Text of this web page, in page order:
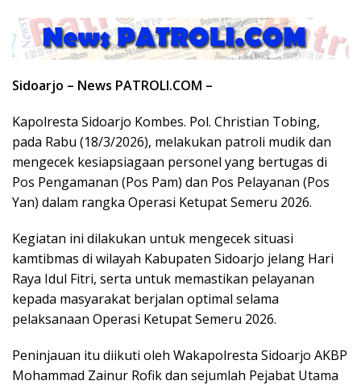
Sidoarjo – News PATROLI.COM –
Kapolresta Sidoarjo Kombes. Pol. Christian Tobing,
pada Rabu (18/3/2026), melakukan patroli mudik dan
mengecek kesiapsiagaan personel yang bertugas di
Pos Pengamanan (Pos Pam) dan Pos Pelayanan (Pos
Yan) dalam rangka Operasi Ketupat Semeru 2026.
Kegiatan ini dilakukan untuk mengecek situasi
kamtibmas di wilayah Kabupaten Sidoarjo jelang Hari
Raya Idul Fitri, serta untuk memastikan pelayanan
kepada masyarakat berjalan optimal selama
pelaksanaan Operasi Ketupat Semeru 2026.
Peninjauan itu diikuti oleh Wakapolresta Sidoarjo AKBP
Mohammad Zainur Rofik dan sejumlah Pejabat Utama